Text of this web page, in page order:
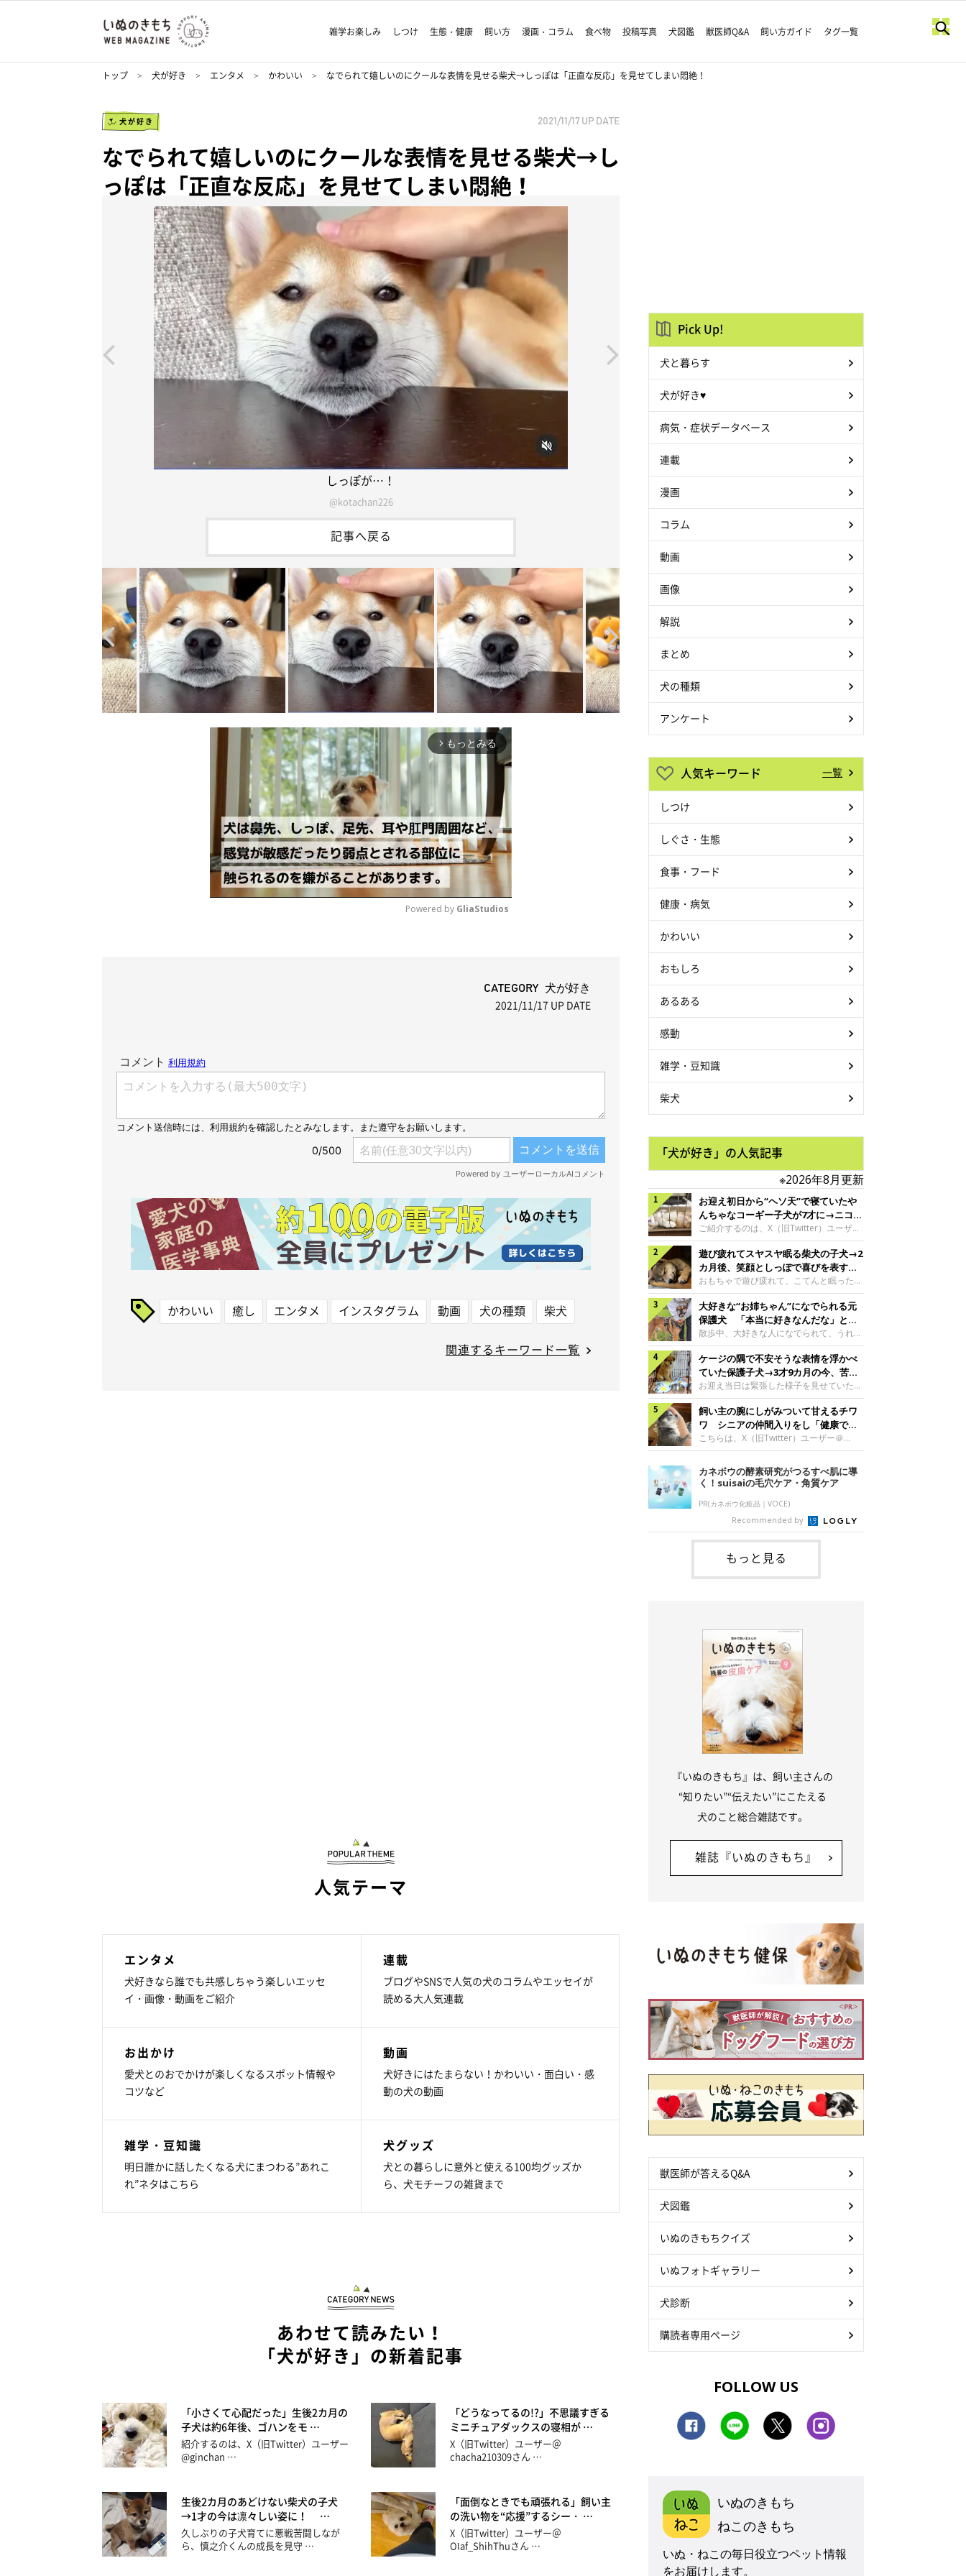
雑学お楽しみ しつけ 生態・健康 飼い方 漫画・コラム 食べ物 投稿写真 犬図鑑 獣医師Q&A 飼い方ガイド タグ一覧
トップ 犬が好き エンタメ かわいい なでられて嬉しいのにクールな表情を見せる柴犬→しっぽは「正直な反応」を見せてしまい悶絶！
犬が好き 2021/11/17 UP DATE
なでられて嬉しいのにクールな表情を見せる柴犬→し
っぽは「正直な反応」を見せてしまい悶絶！
しっぽが…！
@kotachan226
記事へ戻る
arrow_forward_ios もっとみる
Powered by GliaStudios
CATEGORY 犬が好き
2021/11/17 UP DATE
かわいい 癒し エンタメ インスタグラム 動画 犬の種類 柴犬
関連するキーワード一覧
人気テーマ
エンタメ
犬好きなら誰でも共感しちゃう楽しいエッセ
イ・画像・動画をご紹介
連載
ブログやSNSで人気の犬のコラムやエッセイが
読める大人気連載
お出かけ
愛犬とのおでかけが楽しくなるスポット情報や
コツなど
動画
犬好きにはたまらない！かわいい・面白い・感
動の犬の動画
雑学・豆知識
明日誰かに話したくなる犬にまつわる”あれこ
れ”ネタはこちら
犬グッズ
犬との暮らしに意外と使える100均グッズか
ら、犬モチーフの雑貨まで
あわせて読みたい！
「犬が好き」の新着記事
「小さくて心配だった」生後2カ月の
子犬は約6年後、ゴハンをモ …
紹介するのは、X（旧Twitter）ユーザー
@ginchan …
「どうなってるの!?」不思議すぎる
ミニチュアダックスの寝相が …
X（旧Twitter）ユーザー＠
chacha210309さん …
生後2カ月のあどけない柴犬の子犬
→1才の今は凛々しい姿に！ …
久しぶりの子犬育てに悪戦苦闘しなが
ら、慎之介くんの成長を見守 …
「面倒なときでも頑張れる」飼い主
の洗い物を“応援”するシー・ …
X（旧Twitter）ユーザー＠
Olaf_ShihThuさん …
Pick Up!
犬と暮らす
犬が好き♥
病気・症状データベース
連載
漫画
コラム
動画
画像
解説
まとめ
犬の種類
アンケート
人気キーワード 一覧
しつけ
しぐさ・生態
食事・フード
健康・病気
かわいい
おもしろ
あるある
感動
雑学・豆知識
柴犬
「犬が好き」の人気記事
※2026年8月更新
お迎え初日から“ヘソ天”で寝ていたや
んちゃなコーギー子犬が7才に→ニコニ
コ“コーギースマイル”が魅力のコに成
長！
ご紹介するのは、X（旧Twitter）ユーザー
＠Kus1oKg2vsgdWS2さんの愛犬でウェル
シュ・コーギー・ペンブロークの神楽ちゃ
ん。今年の8月で7才になるという神楽ちゃ
んですが、いったいどんな子犬時代を過ご
したのでしょうか。今回は、神楽ちゃんの
成長を飼い主さんと振り返ります！神楽ち
ゃんの成長について聞いた！お迎えから数
日後の神楽ちゃん（撮影時生後2カ月）＠
Kus1oKg2vsgdWS2――お迎え当初の神楽
ちゃんの様子について教えてください。飼
い主さん： 「お迎え当日から“ヘソ天”で寝
るようなコでし
遊び疲れてスヤスヤ眠る柴犬の子犬→2
カ月後、笑顔としっぽで喜びを表すコ
に成長！
おもちゃで遊び疲れて、こてんと眠った子
犬。あれから2カ月、表情や行動にさまざ
まな変化が見られるようになりました。遊
び疲れて眠る生後2カ月のなっちゃん遊び
疲れた様子のなっちゃん。@Pkndg_紹介
するのは、X（旧Twitter）ユーザー
@Pkndg_さんの愛犬・なっちゃん（取材
時、生後4カ月／柴犬）。こちらの写真
は、なっちゃんが生後2カ月のころに撮影
された一枚です。この日、なっちゃんは家
族と一緒におもちゃで遊んでいました。た
くさん遊んで疲れたのか、その後は眠り始
めたそうです。眠るなっちゃん。
@Pkndg_
大好きな“お姉ちゃん”になでられる元
保護犬 「本当に好きなんだな」と感
じる表情にほっこり
散歩中、大好きな人になでられて、うれし
そうな表情を見せる元保護犬。甘えるよう
な姿に、見ているこちらまでほっこりしま
す。大好きな“お姉ちゃん”に甘える小次郎
くん妹さんになでてもらい、うれしそうな
表情を見せる小次郎くん（2026年6月撮
影）。@mika_Jimmy紹介するのは、X（旧
Twitter）ユーザー@mika_Jimmyさんの愛
犬・小次郎くん（撮影時5才）。こちら
は、飼い主さんの妹さんと一緒に散歩をし
日、飼い主さんは実家から自宅へ帰る途
中、妹さんと公園で待ち合わせ
ケージの隅で不安そうな表情を浮かべ
ていた保護子犬→3才9カ月の今、苦手
を克服し頼もしいコに成長！
お迎え当日は緊張した様子を見せていた元
野犬の保護子犬。あれから約3年半、苦手
だったことを一つひとつ克服し、家族に寄
り添う姿を見せています。お迎え当日、ケ
ージの隅で不安そうにお迎え当日のシルビ
アちゃん。@nemonemotos今回紹介する
のは、X（旧Twitter）ユーザー
@nemonemotosさんの愛犬・シルビアち
ゃん（撮影当時、生後推定2カ月）。飼い
主さんが「#最初に撮った一枚」として投
稿した写真には、ケージの隅で不安そうな
表情を浮かべるシルビアちゃんの姿が写っ
ていました。こちらは、保護犬だったシル
飼い主の腕にしがみついて甘えるチワ
ワ シニアの仲間入りをし「健康で穏
やかな暮らしが続いてほしい」と願う
こちらは、X（旧Twitter）ユーザー＠
kotubusuke617さんが投稿した写真。写
っているのは、愛犬でチワワのつぶしゃん
（本名：こつぶちゃん）です。飼い主さん
の腕にしがみつくつぶしゃん（撮影時6
才）＠kotubusuke617撮影当時の状況に
ついて伺うと、飼い主さんはこう教えてく
れました。飼い主さん： 「ある休日のこ
とです。私がソファに座った途端にひざの
上にのってきたので、そのままなでながら
テレビを見ていたのですが、微動だにしな
いので気になって見てみると、腕にしがみ
カネボウの酵素研究がつるすべ肌に導
く！suisaiの毛穴ケア・角質ケア
PR(カネボウ化粧品｜VOCE)
Recommended by
もっと見る
『いぬのきもち』は、飼い主さんの
“知りたい”“伝えたい”にこたえる
犬のこと総合雑誌です。
雑誌『いぬのきもち』
獣医師が答えるQ&A
犬図鑑
いぬのきもちクイズ
いぬフォトギャラリー
犬診断
購読者専用ページ
FOLLOW US
いぬのきもち
ねこのきもち
いぬ・ねこの毎日役立つペット情報
をお届けします。